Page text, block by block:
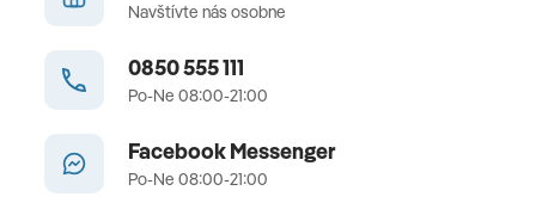
Navštívte nás osobne
0850 555 111
Po-Ne 08:00-21:00
Facebook Messenger
Po-Ne 08:00-21:00